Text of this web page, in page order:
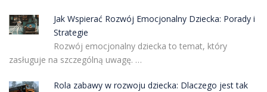
Jak Wspierać Rozwój Emocjonalny Dziecka: Porady i
Strategie
Rozwój emocjonalny dziecka to temat, który
zasługuje na szczególną uwagę. …
Rola zabawy w rozwoju dziecka: Dlaczego jest tak